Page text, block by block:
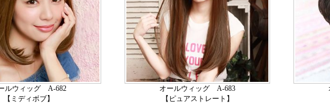
ルウィッグ A-682
【ミディボブ】
オールウィッグ A-683
【ピュアストレート】